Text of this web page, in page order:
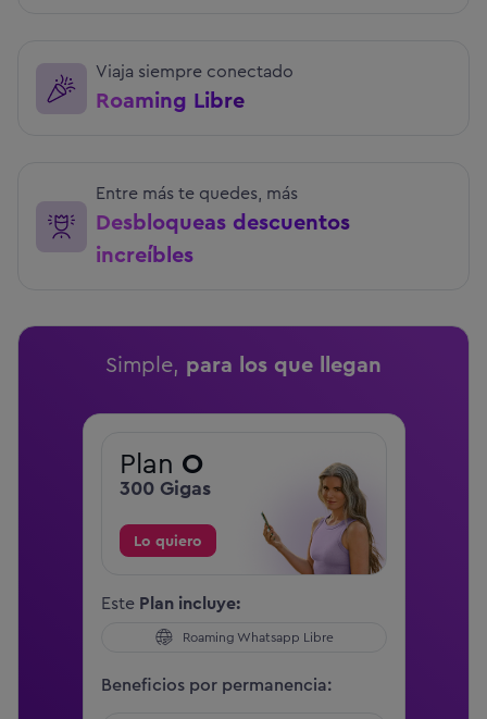
Viaja siempre conectado
Roaming Libre
Entre más te quedes, más
Desbloqueas descuentos
increíbles
Simple, para los que llegan
Plan O
300 Gigas
Lo quiero
EstePlan incluye:
Roaming Whatsapp Libre
Beneficios por permanencia: